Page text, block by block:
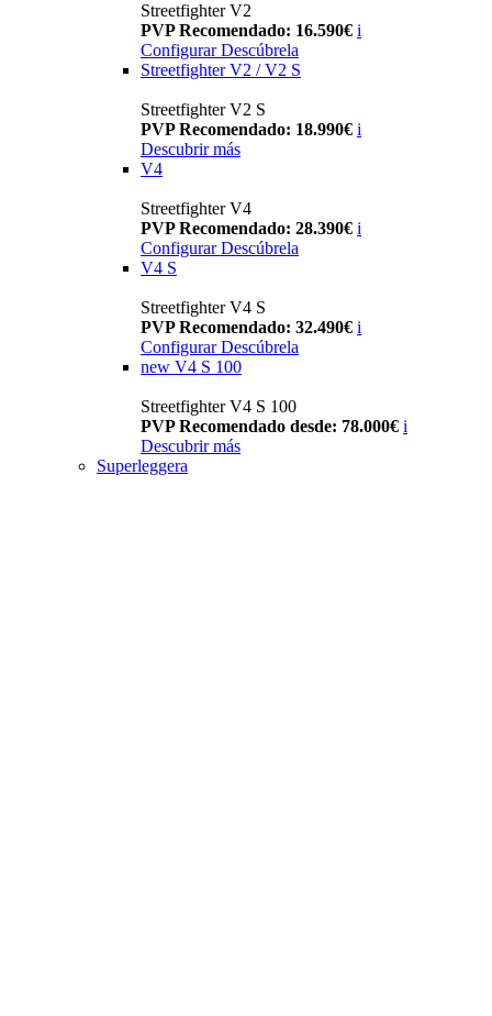
Streetfighter V2
PVP Recomendado: 16.590€ i
Configurar Descúbrela
Streetfighter V2 / V2 S
Streetfighter V2 S
PVP Recomendado: 18.990€ i
Descubrir más
V4
Streetfighter V4
PVP Recomendado: 28.390€ i
Configurar Descúbrela
V4 S
Streetfighter V4 S
PVP Recomendado: 32.490€ i
Configurar Descúbrela
new V4 S 100
Streetfighter V4 S 100
PVP Recomendado desde: 78.000€ i
Descubrir más
Superleggera